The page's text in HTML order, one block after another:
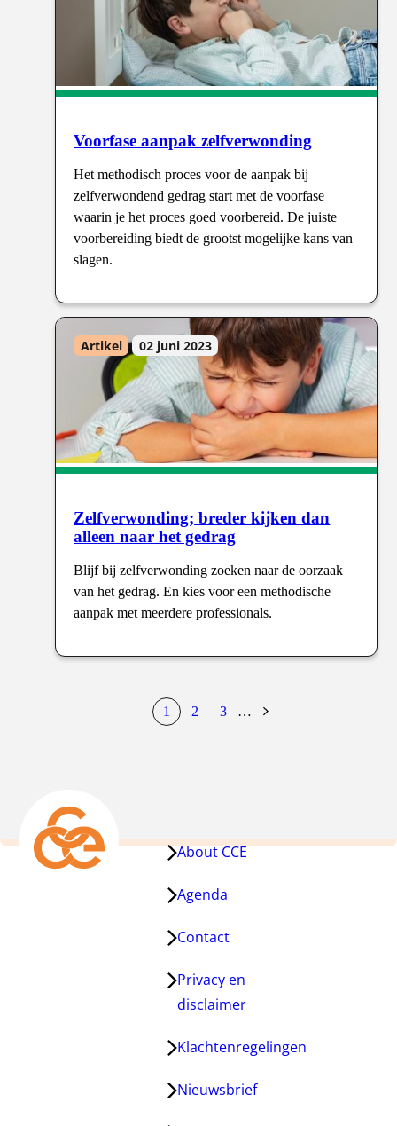
Voorfase aanpak zelfverwonding
Het methodisch proces voor de aanpak bij
zelfverwondend gedrag start met de voorfase
waarin je het proces goed voorbereid. De juiste
voorbereiding biedt de grootst mogelijke kans van
slagen.
Zelfverwonding; breder kijken dan
alleen naar het gedrag
Blijf bij zelfverwonding zoeken naar de oorzaak
van het gedrag. En kies voor een methodische
aanpak met meerdere professionals.
Artikel 02 juni 2023
1huidige
2pagina
3pagina
…
Volgende
About CCE
Agenda
Contact
Privacy en
disclaimer
Klachtenregelingen
Nieuwsbrief